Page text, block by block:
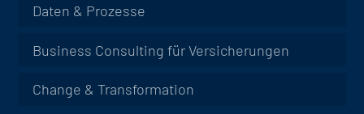
Daten & Prozesse
Business Consulting für Versicherungen
Change & Transformation